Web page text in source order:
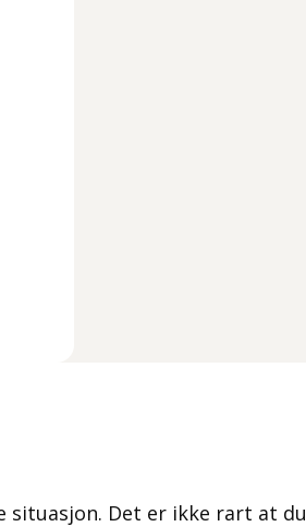
situasjon. Det er ikke rart at du